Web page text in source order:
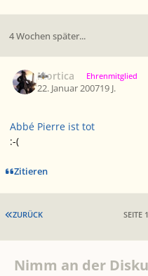
4 Wochen später...
Mortica Ehrenmitglied
22. Januar 200719 J.
Abbé Pierre ist tot
:-(
Zitieren
ERSTE SEITE
ZURÜCK SEITE
Nimm an der